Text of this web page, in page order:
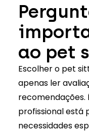
ao pet
Escolher o pet
apenas ler
recomendações.
profissional está
necessidades